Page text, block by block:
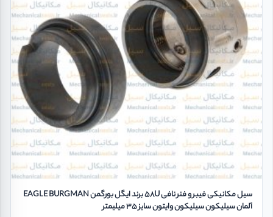
سیل مکانیکی فیبر و فنر نافی 58U برند ایگل بورگمن EAGLE BURGMAN
آلمان سیلیکون سیلیکون وایتون سایز 35 میلیمتر